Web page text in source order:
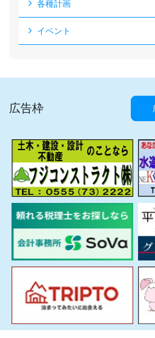
各種計画
イベント
広告枠